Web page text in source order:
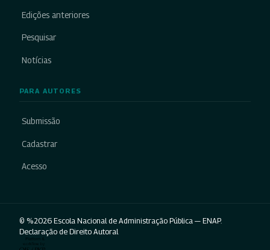
Edições anteriores
Pesquisar
Notícias
PARA AUTORES
Submissão
Cadastrar
Acesso
© %2026 Escola Nacional de Administração Pública — ENAP.
Declaração de Direito Autoral